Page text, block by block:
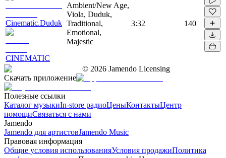
Cinematic.Duduk
CINEMATIC
Ambient/New Age,
Viola, Duduk,
Traditional,
Emotional,
Majestic
3:32 140
© 2026 Jamendo Licensing
Скачать приложение
Полезные ссылки
Каталог музыкиIn-store радиоЦеныКонтактыЦентр
помощиСвязаться с нами
Jamendo
Jamendo для артистовJamendo Music
Правовая информация
Общие условия использованияУсловия продажиПолитика